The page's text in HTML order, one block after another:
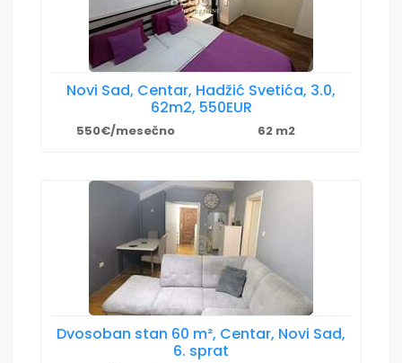
Novi Sad, Centar, Hadžić Svetića, 3.0,
62m2, 550EUR
550€/mesečno 62 m2
Dvosoban stan 60 m², Centar, Novi Sad,
6. sprat